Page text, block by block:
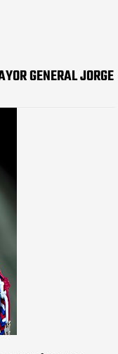
GENERAL JORGE